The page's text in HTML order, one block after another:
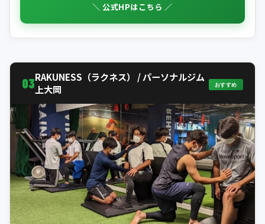
＼ 公式HPはこちら ／
03RAKUNESS（ラクネス） / パーソナルジム
上大岡
おすすめ